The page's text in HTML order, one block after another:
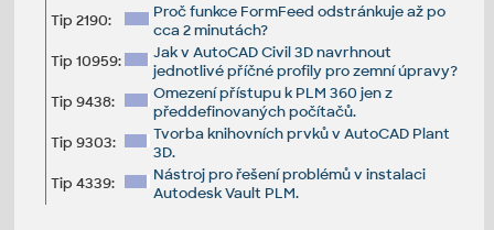
Tip 2190:
Proč funkce FormFeed odstránkuje až po
cca 2 minutách?
Tip 10959:
Jak v AutoCAD Civil 3D navrhnout
jednotlivé příčné profily pro zemní úpravy?
Tip 9438:
Omezení přístupu k PLM 360 jen z
předdefinovaných počítačů.
Tip 9303:
Tvorba knihovních prvků v AutoCAD Plant
3D.
Tip 4339:
Nástroj pro řešení problémů v instalaci
Autodesk Vault PLM.